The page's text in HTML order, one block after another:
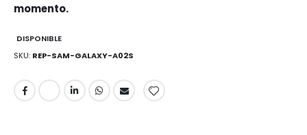
momento.
DISPONIBLE
SKU REP-SAM-GALAXY-A02S